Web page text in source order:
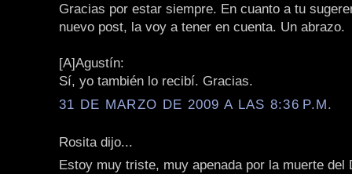
Gracias por estar siempre. En cuanto a tu
nuevo post, la voy a tener en cuenta. Un abrazo.
[A]Agustín:
Sí, yo también lo recibí. Gracias.
31 DE MARZO DE 2009 A LAS 8:36 P.M.
Rosita dijo...
Estoy muy triste, muy apenada por la muerte del